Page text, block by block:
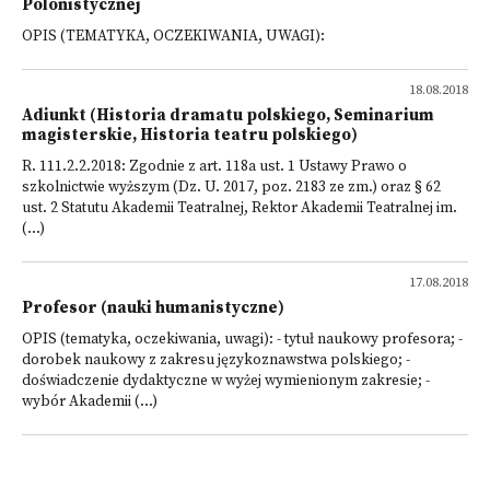
Polonistycznej
OPIS (TEMATYKA, OCZEKIWANIA, UWAGI):
18.08.2018
Adiunkt (Historia dramatu polskiego, Seminarium
magisterskie, Historia teatru polskiego)
R. 111.2.2.2018: Zgodnie z art. 118a ust. 1 Ustawy Prawo o
szkolnictwie wyższym (Dz. U. 2017, poz. 2183 ze zm.) oraz § 62
ust. 2 Statutu Akademii Teatralnej, Rektor Akademii Teatralnej im.
(...)
17.08.2018
Profesor (nauki humanistyczne)
OPIS (tematyka, oczekiwania, uwagi): - tytuł naukowy profesora; -
dorobek naukowy z zakresu językoznawstwa polskiego; -
doświadczenie dydaktyczne w wyżej wymienionym zakresie; -
wybór Akademii (...)